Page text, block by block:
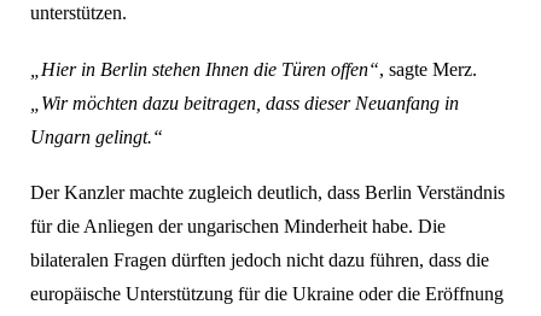
unterstützen.
„Hier in Berlin stehen Ihnen die Türen offen“, sagte Merz.
„Wir möchten dazu beitragen, dass dieser Neuanfang in
Ungarn gelingt.“
Der Kanzler machte zugleich deutlich, dass Berlin Verständnis
für die Anliegen der ungarischen Minderheit habe. Die
bilateralen Fragen dürften jedoch nicht dazu führen, dass die
europäische Unterstützung für die Ukraine oder die Eröffnung